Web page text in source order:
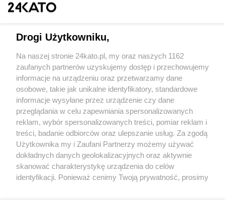
Wydawca mediów lokalnych
Nie zapomnij
zapoznać się z:
polityką prywatności regulamin korzystania z portali
Twojemiasto
Piekary Śląskie
Chorzów
Tarnowskie Góry
Skontakuj sięz nami
Kontakt
Wydawca
Redakcja
Drogi Użytkowniku,
Na naszej stronie 24kato.pl, my oraz naszych 1162
zaufanych partnerów uzyskujemy dostęp i przechowujemy
informacje na urządzeniu oraz przetwarzamy dane
osobowe, takie jak unikalne identyfikatory, standardowe
informacje wysyłane przez urządzenie czy dane
przeglądania w celu zapewniania spersonalizowanych
reklam, wybór spersonalizowanych treści, pomiar reklam i
treści, badanie odbiorców oraz ulepszanie usług. Za zgodą
Użytkownika my i Zaufani Partnerzy możemy używać
dokładnych danych geolokalizacyjnych oraz aktywnie
skanować charakterystykę urządzenia do celów
identyfikacji. Ponieważ cenimy Twoją prywatność, prosimy